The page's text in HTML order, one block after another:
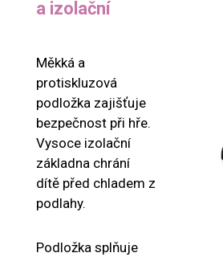
a izolační
Měkká a
protiskluzová
podložka zajišťuje
bezpečnost při hře.
Vysoce izolační
základna chrání
dítě před chladem z
podlahy.
Podložka splňuje